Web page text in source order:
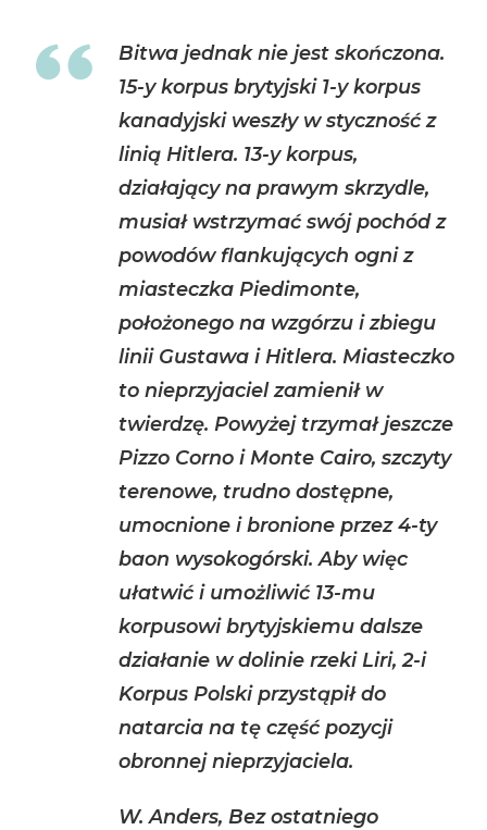
Bitwa jednak nie jest skończona.
15-y korpus brytyjski 1-y korpus
kanadyjski weszły w styczność z
linią Hitlera. 13-y korpus,
działający na prawym skrzydle,
musiał wstrzymać swój pochód z
powodów flankujących ogni z
miasteczka Piedimonte,
położonego na wzgórzu i zbiegu
linii Gustawa i Hitlera. Miasteczko
to nieprzyjaciel zamienił w
twierdzę. Powyżej trzymał jeszcze
Pizzo Corno i Monte Cairo, szczyty
terenowe, trudno dostępne,
umocnione i bronione przez 4-ty
baon wysokogórski. Aby więc
ułatwić i umożliwić 13-mu
korpusowi brytyjskiemu dalsze
działanie w dolinie rzeki Liri, 2-i
Korpus Polski przystąpił do
natarcia na tę część pozycji
obronnej nieprzyjaciela.
W. Anders, Bez ostatniego